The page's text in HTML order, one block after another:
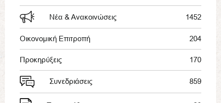
Νέα & Ανακοινώσεις 1452
Οικονομική Επιτροπή 204
Προκηρύξεις 170
Συνεδριάσεις 859